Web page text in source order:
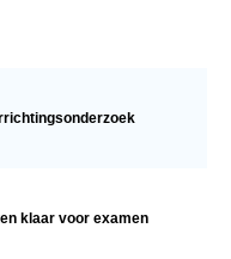
klaar voor examen